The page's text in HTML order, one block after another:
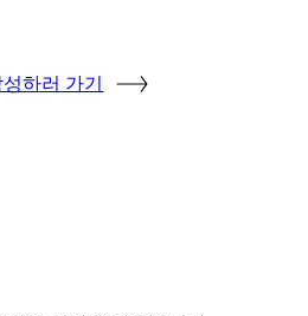
하러 가기